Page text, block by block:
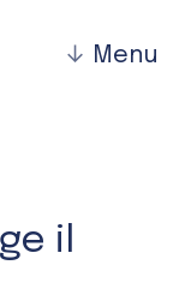
↓ Menu
il